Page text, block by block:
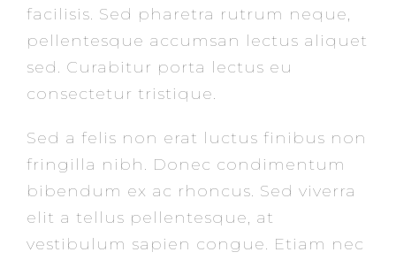
facilisis. Sed pharetra rutrum neque,
pellentesque accumsan lectus aliquet
sed. Curabitur porta lectus eu
consectetur tristique.
Sed a felis non erat luctus finibus non
fringilla nibh. Donec condimentum
bibendum ex ac rhoncus. Sed viverra
elit a tellus pellentesque, at
vestibulum sapien congue. Etiam nec